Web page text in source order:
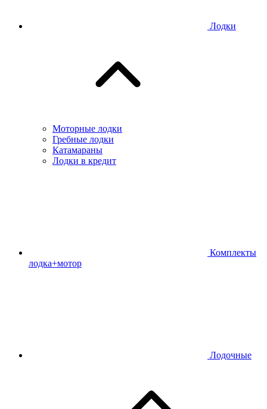
Лодки
Моторные лодки
Гребные лодки
Катамараны
Лодки в кредит
Комплекты
лодка+мотор
Лодочные